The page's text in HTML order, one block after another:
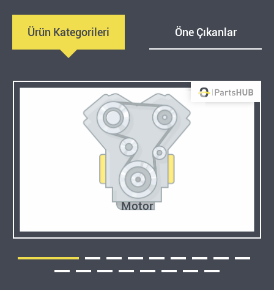
Ürün Kategorileri Öne Çıkanlar
Motor